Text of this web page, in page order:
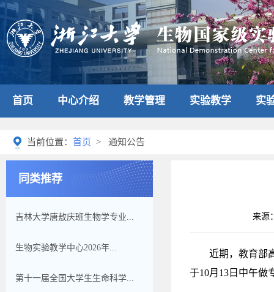
首页 中心介绍 教学管理 实验教学 实
当前位置： 首页 > 通知公告
同类推荐
吉林大学唐敖庆班生物学专业...
生物实验教学中心2026年...
第十一届全国大学生生命科学...
来源
近期，教育部
于10月 13 日中午做